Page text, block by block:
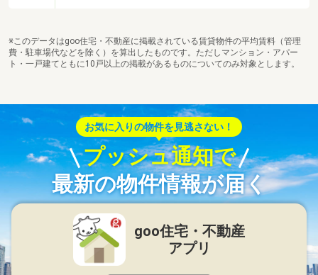
※このデータはgoo住宅・不動産に掲載されている賃貸物件の平均賃料（管理
費・駐車場代などを除く）を算出したものです。ただしマンション・アパー
ト・一戸建てともに10戸以上の掲載があるものについてのみ対象とします。
お気に入りの物件を見逃さない！
プッシュ通知で
最新の物件情報が届く
goo住宅・不動産
アプリ